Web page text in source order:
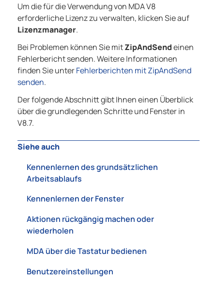
Um die für die Verwendung von MDA V8
erforderliche Lizenz zu verwalten, klicken Sie auf
Lizenzmanager.
Bei Problemen können Sie mitZipAndSendeinen
Fehlerbericht senden. Weitere Informationen
finden Sie unterFehlerberichten mit ZipAndSend
senden.
Der folgende Abschnitt gibt Ihnen einen Überblick
über die grundlegenden Schritte und Fenster in
V8.7.
Siehe auch
Kennenlernen des grundsätzlichen
Arbeitsablaufs
Kennenlernen der Fenster
Aktionen rückgängig machen oder
wiederholen
MDA über die Tastatur bedienen
Benutzereinstellungen